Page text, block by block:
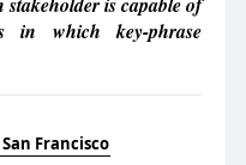
in which key-phrase
Francisco